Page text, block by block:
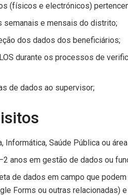
(físicos e electrónicos)
semanais e mensais do distrito;
dos dados dos beneficiários;
durante os processos de
de dados ao supervisor;
Saúde Pública ou
anos em gestão de dados ou
de dados em campo que
Forms ou outras relacionadas)